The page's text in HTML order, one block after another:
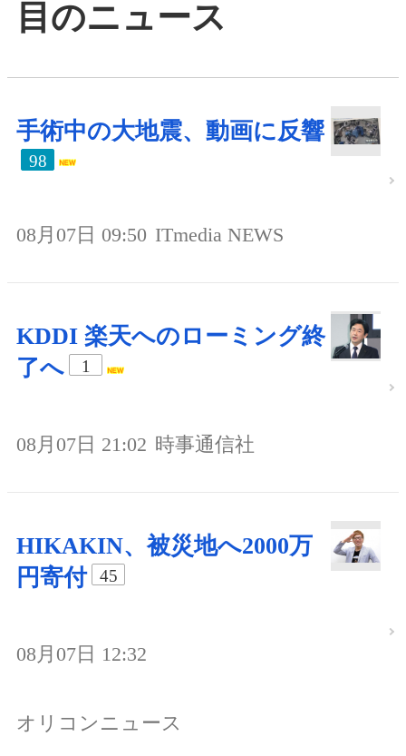
目のニュース
手術中の大地震、動画に反響
98
08月07日 09:50 ITmedia NEWS
KDDI 楽天へのローミング終
了へ
1
08月07日 21:02 時事通信社
HIKAKIN、被災地へ2000万
円寄付
45
08月07日 12:32
オリコンニュース